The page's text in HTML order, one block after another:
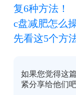
复6种方法！
c盘减肥怎么
先看这5个方
如果您觉得这
紧分享给他们吧